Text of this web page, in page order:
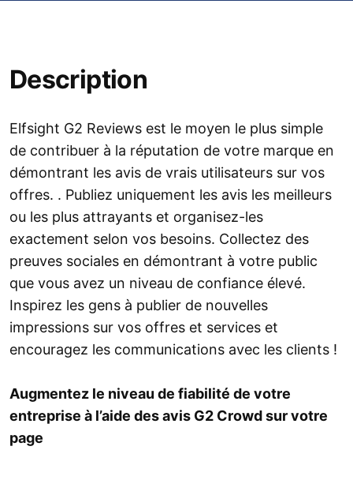
Description
Elfsight G2 Reviews est le moyen le plus simple
de contribuer à la réputation de votre marque en
démontrant les avis de vrais utilisateurs sur vos
offres. . Publiez uniquement les avis les meilleurs
ou les plus attrayants et organisez-les
exactement selon vos besoins. Collectez des
preuves sociales en démontrant à votre public
que vous avez un niveau de confiance élevé.
Inspirez les gens à publier de nouvelles
impressions sur vos offres et services et
encouragez les communications avec les clients !
Augmentez le niveau de fiabilité de votre
entreprise à l’aide des avis G2 Crowd sur votre
page